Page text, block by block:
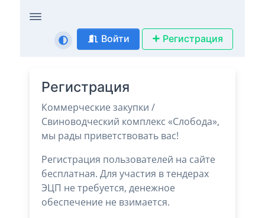
Войти Регистрация
Регистрация
Коммерческие закупки /
Свиноводческий комплекс «Слобода»,
мы рады приветствовать вас!
Регистрация пользователей на сайте
бесплатная. Для участия в тендерах
ЭЦП не требуется, денежное
обеспечение не взимается.